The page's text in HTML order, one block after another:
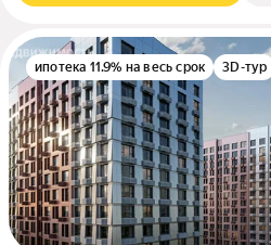
ипотека 11.9% на весь срок 3D-тур